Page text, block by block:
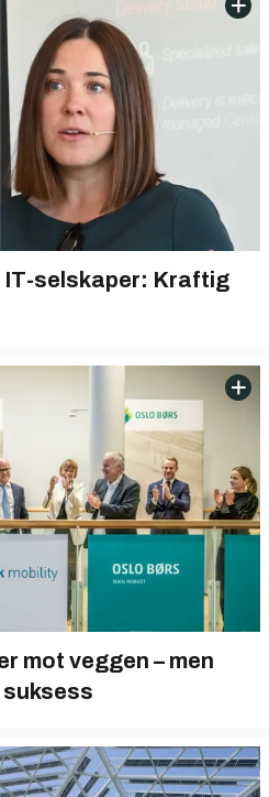
selskaper: Kraftig
mot veggen – men